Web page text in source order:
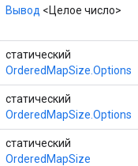
Вывод <Целое число>
статический
OrderedMapSize.Options
статический
OrderedMapSize.Options
статический
OrderedMapSize